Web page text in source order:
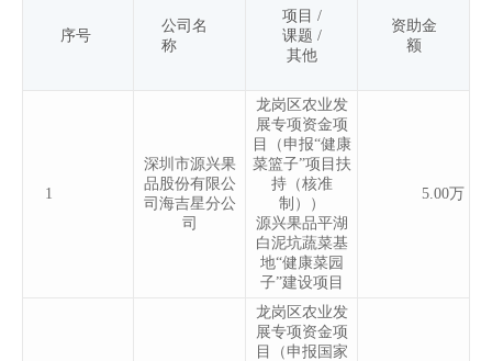
序号
公司名
称
项目 /
课题 /
其他
资助金
额
1
深圳市源兴果
品股份有限公
司海吉星分公
司
龙岗区农业发
展专项资金项
目（申报“健康
菜篮子”项目扶
持（核准
制））
源兴果品平湖
白泥坑蔬菜基
地“健康菜园
子”建设项目
5.00万
龙岗区农业发
展专项资金项
目（申报国家